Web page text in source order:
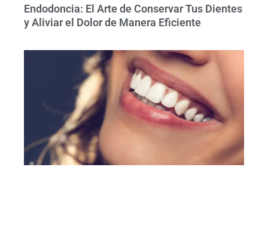
Endodoncia: El Arte de Conservar Tus Dientes
y Aliviar el Dolor de Manera Eficiente